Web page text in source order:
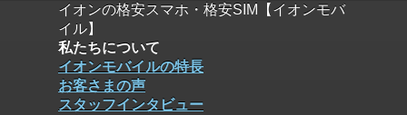
イオンの格安スマホ・格安SIM【イオンモバ
イル】
私たちについて
イオンモバイルの特長
お客さまの声
スタッフインタビュー